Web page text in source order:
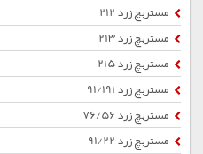
مستربچ زرد 212
مستربچ زرد 213
مستربچ زرد 215
مستربچ زرد 91/191
مستربچ زرد 76/56
مستربچ زرد 91/22